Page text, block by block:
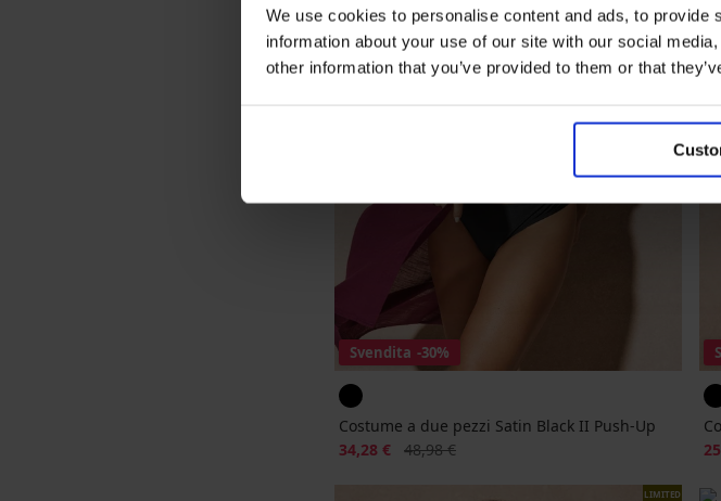
We use cookies to personalise content and ads, to
information about your use of our site with our social
other information that you’ve provided to them or that
Svendita -30%
Costume a due pezzi Satin Black II Push-Up
Sconto
34,28 € Prezzo originale
48,98 €
LIMITED